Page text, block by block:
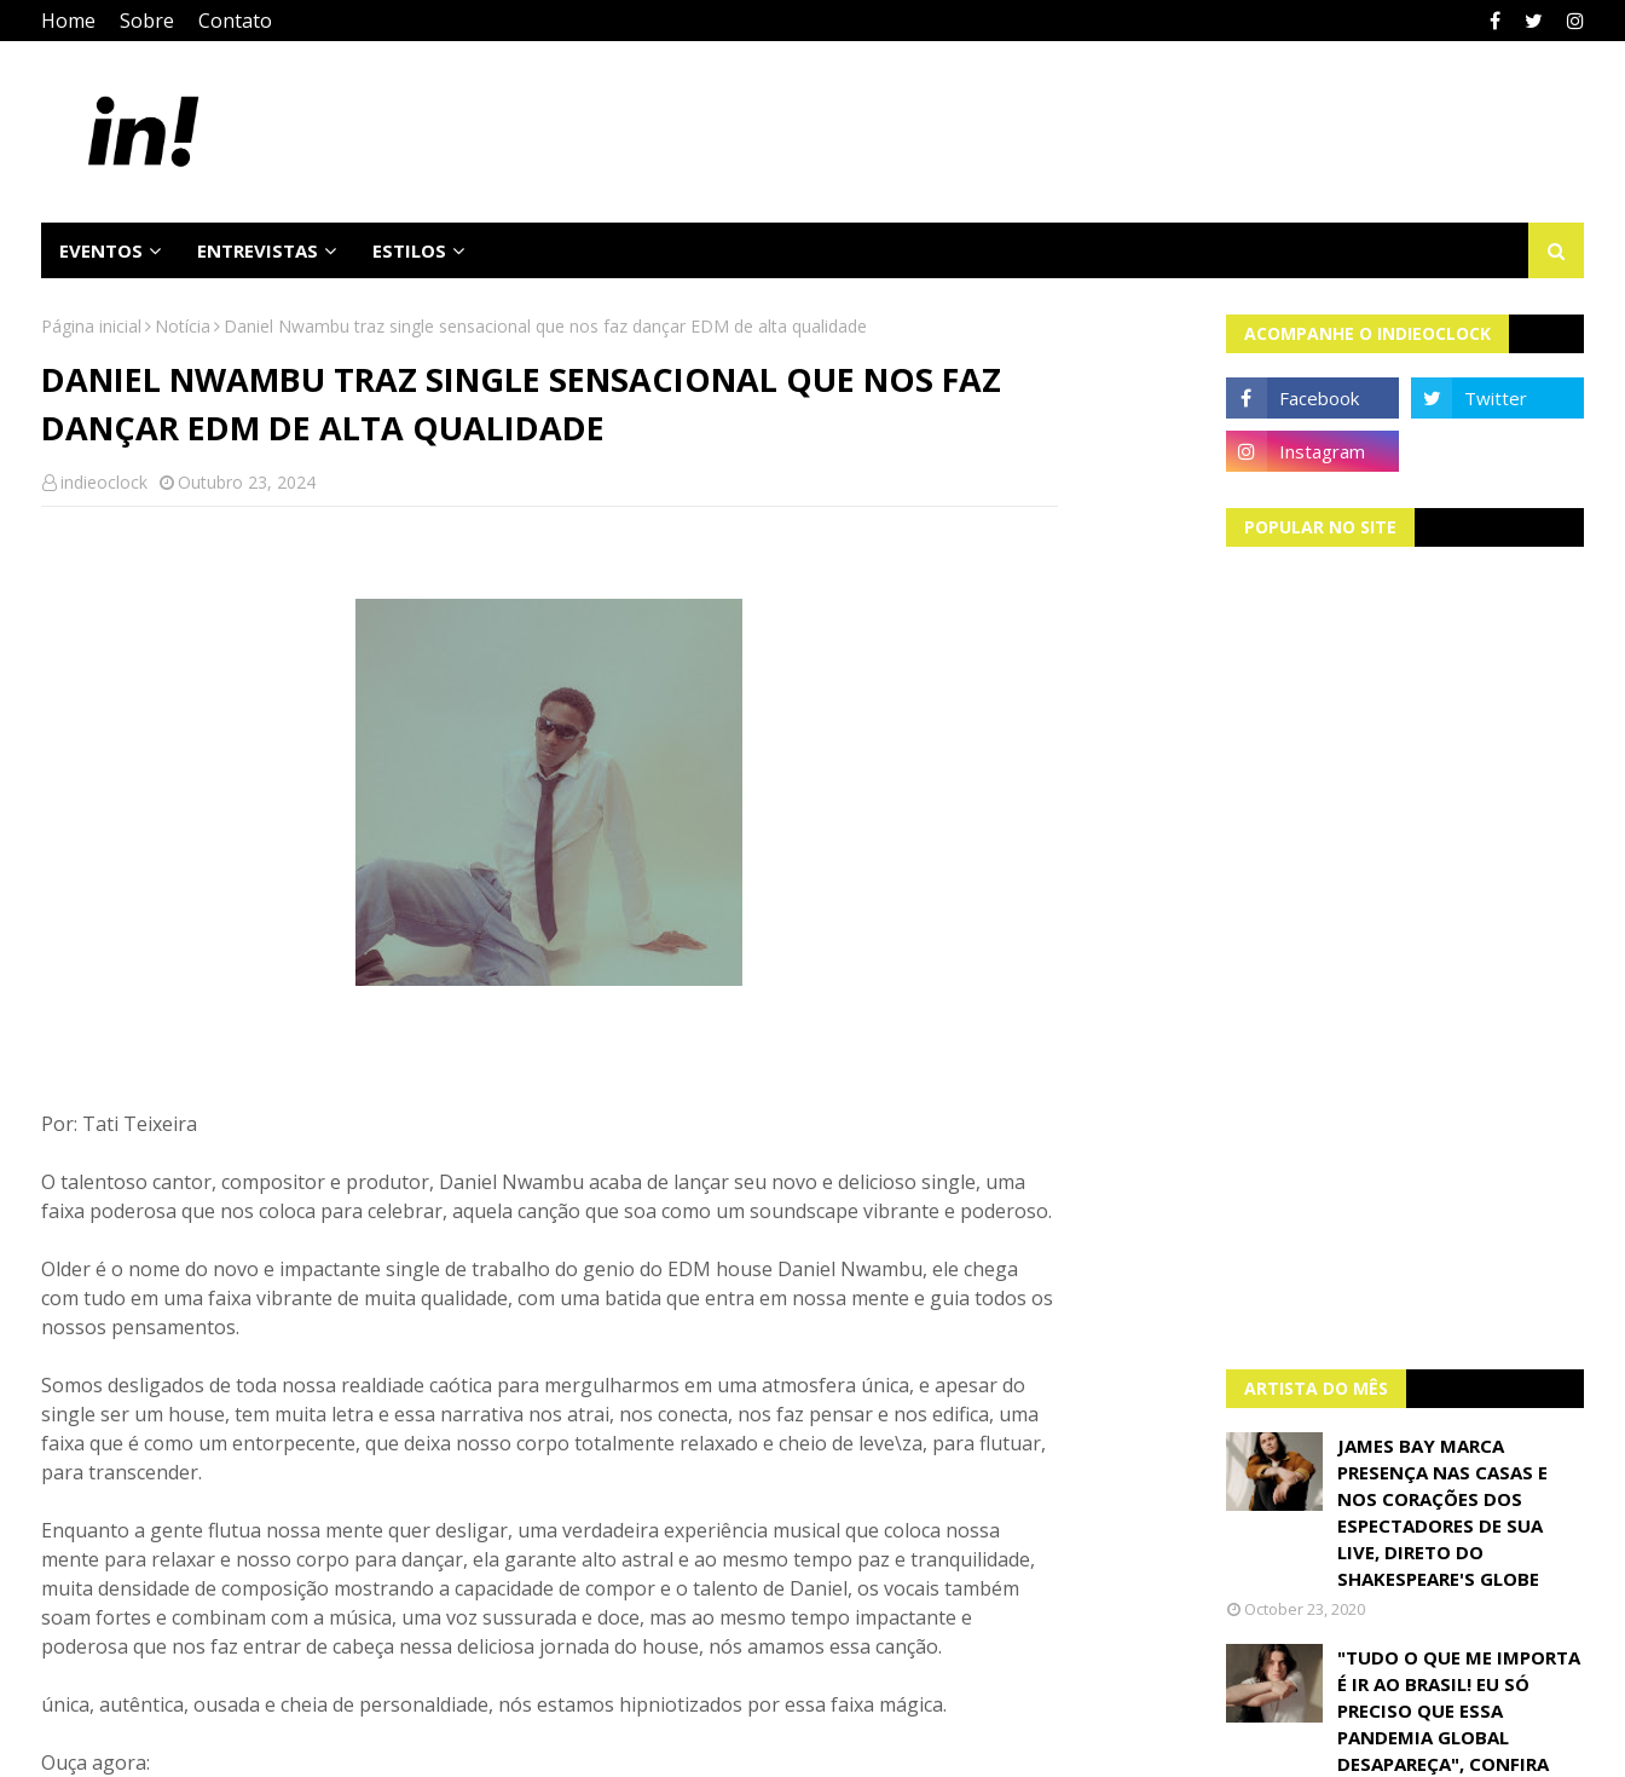
Home Sobre Contato
EVENTOS ENTREVISTAS ESTILOS
Página inicial Notícia Daniel Nwambu traz single sensacional que nos faz dançar EDM de alta qualidade
DANIEL NWAMBU TRAZ SINGLE SENSACIONAL QUE NOS FAZ
DANÇAR EDM DE ALTA QUALIDADE
indieoclock Outubro 23, 2024
Por: Tati Teixeira
O talentoso cantor, compositor e produtor, Daniel Nwambu acaba de lançar seu novo e delicioso single, uma
faixa poderosa que nos coloca para celebrar, aquela canção que soa como um soundscape vibrante e poderoso.
Older é o nome do novo e impactante single de trabalho do genio do EDM house Daniel Nwambu, ele chega
com tudo em uma faixa vibrante de muita qualidade, com uma batida que entra em nossa mente e guia todos os
nossos pensamentos.
Somos desligados de toda nossa realdiade caótica para mergulharmos em uma atmosfera única, e apesar do
single ser um house, tem muita letra e essa narrativa nos atrai, nos conecta, nos faz pensar e nos edifica, uma
faixa que é como um entorpecente, que deixa nosso corpo totalmente relaxado e cheio de leve\za, para flutuar,
para transcender.
Enquanto a gente flutua nossa mente quer desligar, uma verdadeira experiência musical que coloca nossa
mente para relaxar e nosso corpo para dançar, ela garante alto astral e ao mesmo tempo paz e tranquilidade,
muita densidade de composição mostrando a capacidade de compor e o talento de Daniel, os vocais também
soam fortes e combinam com a música, uma voz sussurada e doce, mas ao mesmo tempo impactante e
poderosa que nos faz entrar de cabeça nessa deliciosa jornada do house, nós amamos essa canção.
única, autêntica, ousada e cheia de personaldiade, nós estamos hipniotizados por essa faixa mágica.
Ouça agora:
ACOMPANHE O INDIEOCLOCK
POPULAR NO SITE
ARTISTA DO MÊS
JAMES BAY MARCA
PRESENÇA NAS CASAS E
NOS CORAÇÕES DOS
ESPECTADORES DE SUA
LIVE, DIRETO DO
SHAKESPEARE'S GLOBE
October 23, 2020
"TUDO O QUE ME IMPORTA
É IR AO BRASIL! EU SÓ
PRECISO QUE ESSA
PANDEMIA GLOBAL
DESAPAREÇA", CONFIRA